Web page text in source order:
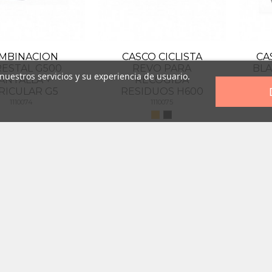
servicios y su experiencia de usuario.
G500
+
G5
CASCO CICLISTA
REVO PARA
RECOGIDA
RESIDUOS H600